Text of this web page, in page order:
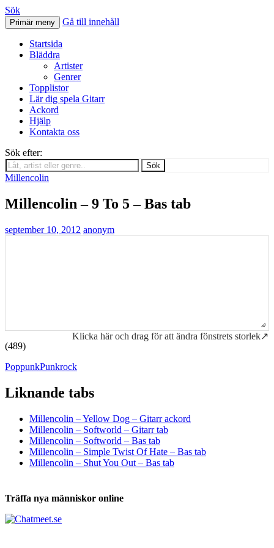
Svenskatabs.se
Sök
Primär meny Gå till innehåll
Startsida
Bläddra
Artister
Genrer
Topplistor
Lär dig spela Gitarr
Ackord
Hjälp
Kontakta oss
Sök efter:
Sök
Millencolin
Millencolin – 9 To 5 – Bas tab
september 10, 2012 anonym
Klicka här och drag för att ändra fönstrets storlek↗
(489)
PoppunkPunkrock
Liknande tabs
Millencolin – Yellow Dog – Gitarr ackord
Millencolin – Softworld – Gitarr tab
Millencolin – Softworld – Bas tab
Millencolin – Simple Twist Of Hate – Bas tab
Millencolin – Shut You Out – Bas tab
Träffa nya människor online